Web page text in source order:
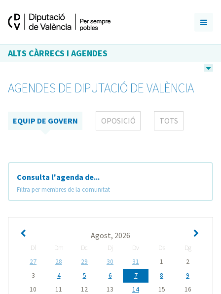
ALTS CÀRRECS I AGENDES
AGENDES DE DIPUTACIÓ DE VALÈNCIA
EQUIP DE GOVERN OPOSICIÓ TOTS
Consulta l'agenda de...
Filtra per membres de la comunitat
Agost, 2026
Dl Dm Dc Dj Dv Ds
Dg
27
28 29 30 31 1
2
3
4 5 6 7 8
9
10
11 12 13 14 15
16